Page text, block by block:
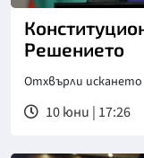
Решението
Отхвърли искането
10 юни | 17:26